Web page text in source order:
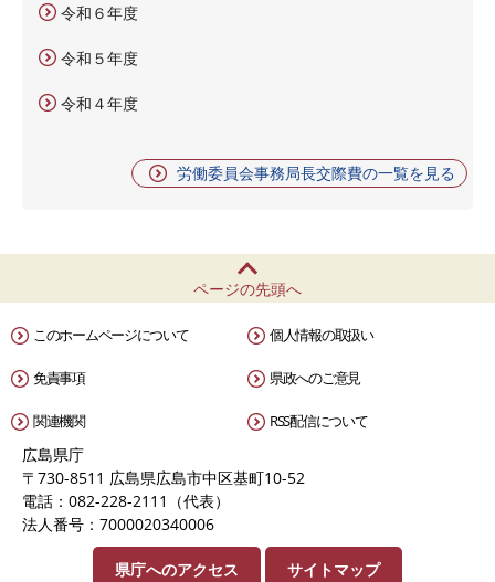
令和６年度
令和５年度
令和４年度
労働委員会事務局長交際費の一覧を見る
ページの先頭へ
このホームページについて 個人情報の取扱い
免責事項 県政へのご意見
関連機関 RSS配信について
広島県庁
〒730-8511 広島県広島市中区基町10-52
電話：082-228-2111（代表）
法人番号：7000020340006
県庁へのアクセス サイトマップ